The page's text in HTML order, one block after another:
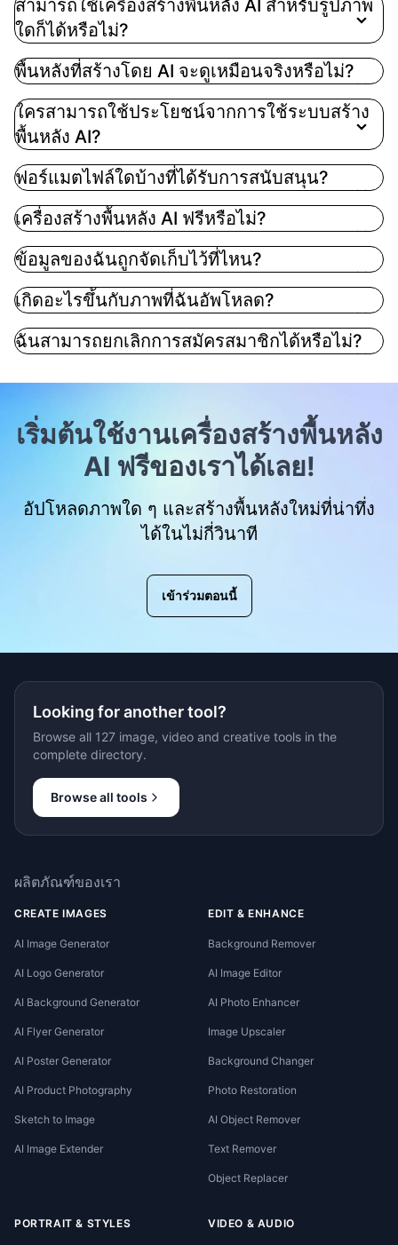
ของเราสร้างพื้นหลังใหม่ คุณสามารถเลือกจากสีพื้น
ฐาน, การไล่ระดับสี หรือให้ AI สร้างฉากตามคำบรรยาย
สามารถใช้เครื่องสร้างพื้นหลัง AI สำหรับรูปภาพ
ใดก็ได้หรือไม่?
พื้นหลังที่สร้างโดย AI จะดูเหมือนจริงหรือไม่?
ใครสามารถใช้ประโยชน์จากการใช้ระบบสร้าง
พื้นหลัง AI?
ฟอร์แมตไฟล์ใดบ้างที่ได้รับการสนับสนุน?
เครื่องสร้างพื้นหลัง AI ฟรีหรือไม่?
ข้อมูลของฉันถูกจัดเก็บไว้ที่ไหน?
เกิดอะไรขึ้นกับภาพที่ฉันอัพโหลด?
ฉันสามารถยกเลิกการสมัครสมาชิกได้หรือไม่?
เริ่มต้นใช้งานเครื่องสร้างพื้นหลัง
AI ฟรีของเราได้เลย!
อัปโหลดภาพใด ๆ และสร้างพื้นหลังใหม่ที่น่าทึ่ง
ได้ในไม่กี่วินาที
เข้าร่วมตอนนี้
Looking for another tool?
Browse all 127 image, video and creative tools in the
complete directory.
Browse all tools
ผลิตภัณฑ์ของเรา
CREATE IMAGES
AI Image Generator
AI Logo Generator
AI Background Generator
AI Flyer Generator
AI Poster Generator
AI Product Photography
Sketch to Image
AI Image Extender
EDIT & ENHANCE
Background Remover
AI Image Editor
AI Photo Enhancer
Image Upscaler
Background Changer
Photo Restoration
AI Object Remover
Text Remover
Object Replacer
PORTRAIT & STYLES VIDEO & AUDIO